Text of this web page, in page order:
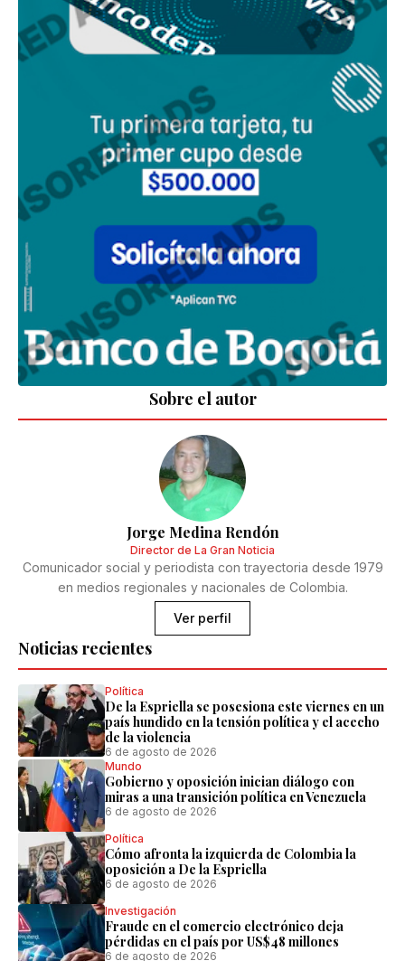
Noticias recientes
Política
De la Espriella se posesiona este viernes en un
país hundido en la tensión política y el acecho
de la violencia
6 de agosto de 2026
Mundo
Gobierno y oposición inician diálogo con
miras a una transición política en Venezuela
6 de agosto de 2026
Política
Cómo afronta la izquierda de Colombia la
oposición a De la Espriella
6 de agosto de 2026
Investigación
Fraude en el comercio electrónico deja
pérdidas en el país por US$48 millones
6 de agosto de 2026
Sobre el autor
Jorge Medina Rendón
Director de La Gran Noticia
Comunicador social y periodista con trayectoria desde 1979
en medios regionales y nacionales de Colombia.
Ver perfil